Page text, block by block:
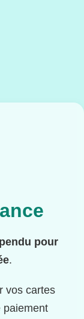
pour
.
vos cartes
paiement